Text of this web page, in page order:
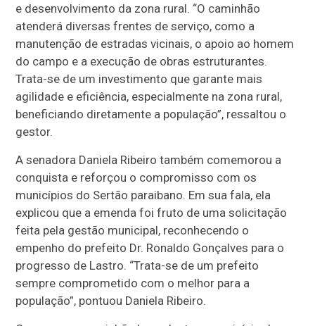
e desenvolvimento da zona rural. “O caminhão
atenderá diversas frentes de serviço, como a
manutenção de estradas vicinais, o apoio ao homem
do campo e a execução de obras estruturantes.
Trata-se de um investimento que garante mais
agilidade e eficiência, especialmente na zona rural,
beneficiando diretamente a população”, ressaltou o
gestor.
A senadora Daniela Ribeiro também comemorou a
conquista e reforçou o compromisso com os
municípios do Sertão paraibano. Em sua fala, ela
explicou que a emenda foi fruto de uma solicitação
feita pela gestão municipal, reconhecendo o
empenho do prefeito Dr. Ronaldo Gonçalves para o
progresso de Lastro. “Trata-se de um prefeito
sempre comprometido com o melhor para a
população”, pontuou Daniela Ribeiro.